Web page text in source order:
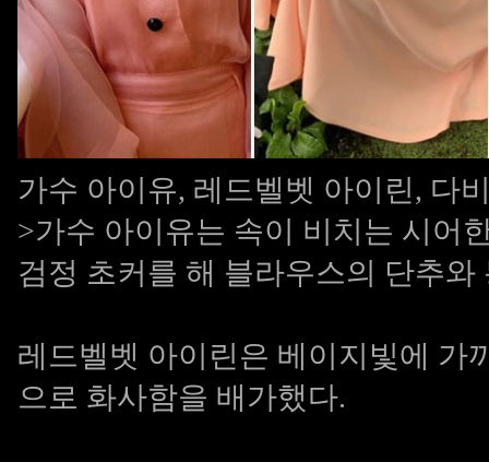
가수 아이유, 레드벨벳 아이린, 다
>가수 아이유는 속이 비치는 시어
검정 초커를 해 블라우스의 단추와
레드벨벳 아이린은 베이지빛에 가
으로 화사함을 배가했다.